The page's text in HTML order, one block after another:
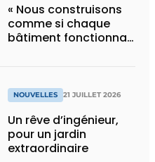
« Nous construisons
comme si chaque
bâtiment fonctionnait
» NOUVELLES 21 JUILLET 2026
Un rêve d’ingénieur,
pour un jardin
extraordinaire